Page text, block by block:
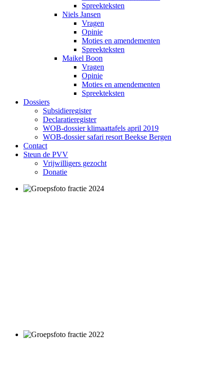
Spreekteksten
Niels Jansen
Vragen
Opinie
Moties en amendementen
Spreekteksten
Maikel Boon
Vragen
Opinie
Moties en amendementen
Spreekteksten
Dossiers
Subsidieregister
Declaratieregister
WOB-dossier klimaattafels april 2019
WOB-dossier safari resort Beekse Bergen
Contact
Steun de PVV
Vrijwilligers gezocht
Donatie